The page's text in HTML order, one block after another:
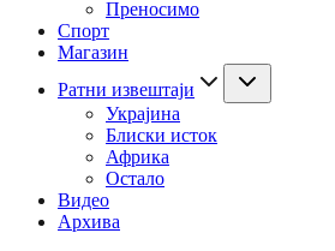
Преносимо
Спорт
Магазин
Ратни извештаји
Украјина
Блиски исток
Африка
Остало
Видео
Архива